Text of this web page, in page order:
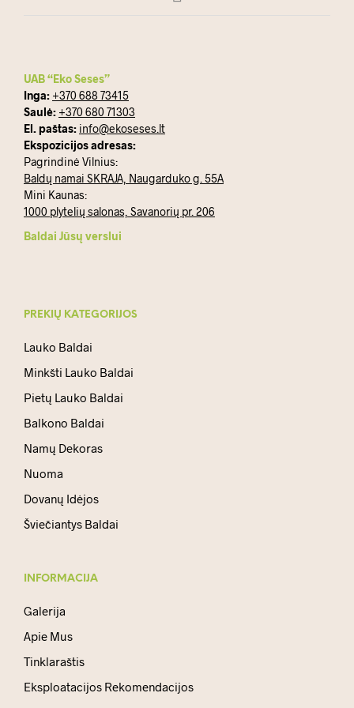
UAB “Eko Seses”
Inga: +370 688 73415
Saulė: +370 680 71303
El. paštas: info@ekoseses.lt
Ekspozicijos adresas:
Pagrindinė Vilnius:
Baldų namai SKRAJA, Naugarduko g. 55A
Mini Kaunas:
1000 plytelių salonas, Savanorių pr. 206
Baldai Jūsų verslui
PREKIŲ KATEGORIJOS
Lauko Baldai
Minkšti Lauko Baldai
Pietų Lauko Baldai
Balkono Baldai
Namų Dekoras
Nuoma
Dovanų Idėjos
Šviečiantys Baldai
INFORMACIJA
Galerija
Apie Mus
Tinklaraštis
Eksploatacijos Rekomendacijos